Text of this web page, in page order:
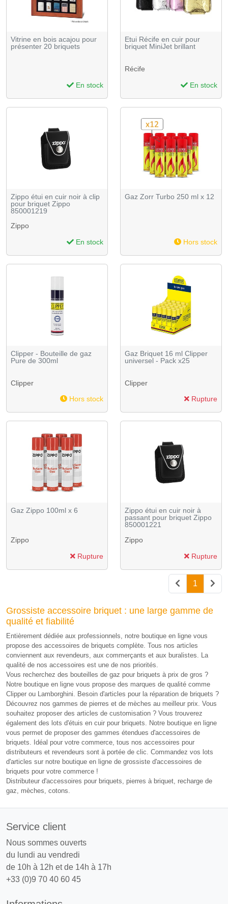
Vitrine en bois acajou pour
présenter 20 briquets
En stock
Etui Récife en cuir pour
briquet MiniJet brillant
Récife
En stock
Zippo étui en cuir noir à clip
pour briquet Zippo
850001219
Zippo
En stock
Gaz Zorr Turbo 250 ml x 12
Hors stock
Clipper - Bouteille de gaz
Pure de 300ml
Clipper
Hors stock
Gaz Briquet 16 ml Clipper
universel - Pack x25
Clipper
Rupture
Gaz Zippo 100ml x 6
Zippo
Rupture
Zippo étui en cuir noir à
passant pour briquet Zippo
850001221
Zippo
Rupture
1
Grossiste accessoire briquet : une large gamme de
qualité et fiabilité
Entièrement dédiée aux professionnels, notre boutique en ligne vous
propose des accessoires de briquets complète. Tous nos articles
conviennent aux revendeurs, aux commerçants et aux buralistes. La
qualité de nos accessoires est une de nos priorités.
Vous recherchez des bouteilles de gaz pour briquets à prix de gros ?
Notre boutique en ligne vous propose des marques de qualité comme
Clipper ou Lamborghini. Besoin d'articles pour la réparation de briquets ?
Découvrez nos gammes de pierres et de mèches au meilleur prix. Vous
souhaitez proposer des articles de customisation ? Vous trouverez
également des lots d'étuis en cuir pour briquets. Notre boutique en ligne
vous permet de proposer des gammes étendues d'accessoires de
briquets. Idéal pour votre commerce, tous nos accessoires pour
distributeurs et revendeurs sont à portée de clic. Commandez vos lots
d'articles sur notre boutique en ligne de grossiste d'accessoires de
briquets pour votre commerce !
Distributeur d'accessoires pour briquets, pierres à briquet, recharge de
gaz, mèches, cotons.
Service client
Nous sommes ouverts
du lundi au vendredi
de 10h à 12h et de 14h à 17h
+33 (0)9 70 40 60 45